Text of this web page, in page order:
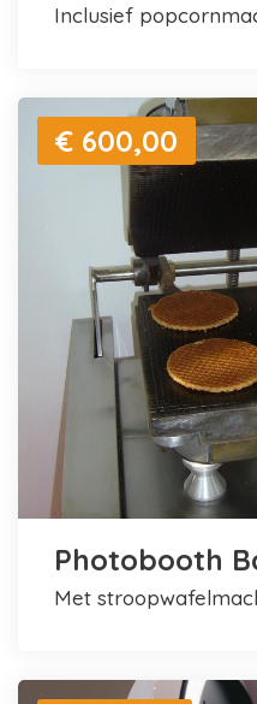
inclusief
€ 600,00
Photobooth
met